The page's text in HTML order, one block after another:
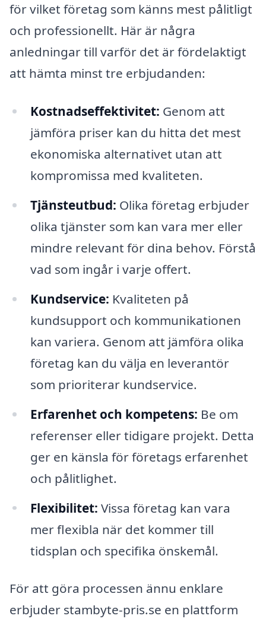
för vilket företag som känns mest pålitligt
och professionellt. Här är några
anledningar till varför det är fördelaktigt
att hämta minst tre erbjudanden:
Kostnadseffektivitet: Genom att
jämföra priser kan du hitta det mest
ekonomiska alternativet utan att
kompromissa med kvaliteten.
Tjänsteutbud: Olika företag erbjuder
olika tjänster som kan vara mer eller
mindre relevant för dina behov. Förstå
vad som ingår i varje offert.
Kundservice: Kvaliteten på
kundsupport och kommunikationen
kan variera. Genom att jämföra olika
företag kan du välja en leverantör
som prioriterar kundservice.
Erfarenhet och kompetens: Be om
referenser eller tidigare projekt. Detta
ger en känsla för företags erfarenhet
och pålitlighet.
Flexibilitet: Vissa företag kan vara
mer flexibla när det kommer till
tidsplan och specifika önskemål.
För att göra processen ännu enklare
erbjuder stambyte-pris.se en plattform